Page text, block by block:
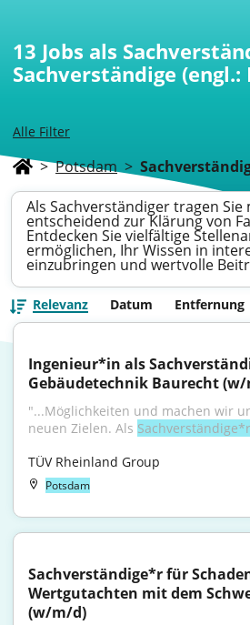
Alle Filter
13 Jobs als
Sachverständige (engl.:
> Potsdam >
Als Sachverständiger tragen
entscheidend zur Klärung von
Entdecken Sie vielfältige
ermöglichen, Ihr Wissen in
einzubringen und wertvolle
Relevanz Datum Entfernung
Ingenieur*in als
Gebäudetechnik Baurecht
"...Möglichkeiten und machen wir
neuen Zielen. Als Sachverständige*r
TÜV Rheinland Group
Potsdam
Sachverständige*r für
Wertgutachten mit dem
(w/m/d)